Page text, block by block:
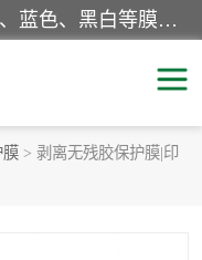
该类保护膜有复合，透明、奶白、蓝色、黑白等膜型。特高粘，高粘，中高粘，中粘，中低粘，低粘等。对于不同的粘力要求有相应的产品相适配。无胶渍残留污染。在较宽的收卷幅度下平整无皱纹，收卷长度大，利于机械化及自动化施工粘贴。为您的产品提供的表面保护解决方案。 产品广泛适用于：铝材、不锈钢、金属、塑料、电子、家电、家具、玻璃、化工材料、装饰材料等。
膜 > 剥离无残胶保护膜|印